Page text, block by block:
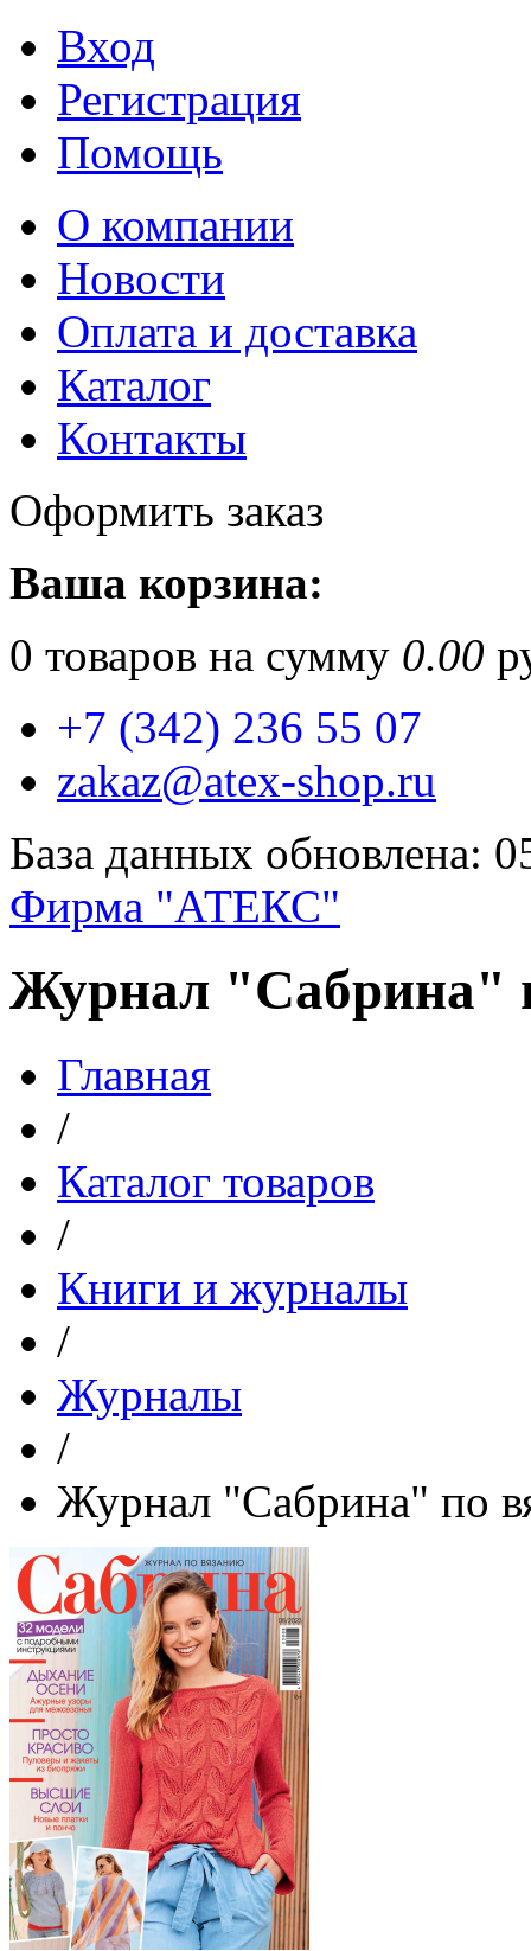
Вход
Регистрация
Помощь
О компании
Новости
Оплата и доставка
Каталог
Контакты
Оформить заказ
Ваша корзина:
0 товаров на сумму 0.00
+7 (342) 236 55 07
zakaz@atex-shop.ru
База данных обновлена:
Фирма "АТЕКС"
Журнал "Сабрина"
Главная
/
Каталог товаров
/
Книги и журналы
/
Журналы
/
Журнал "Сабрина" по